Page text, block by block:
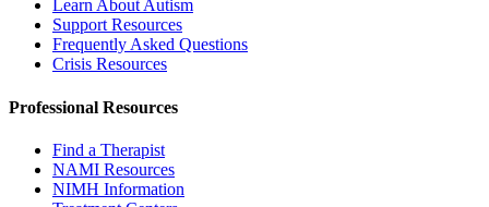
Learn About Autism
Support Resources
Frequently Asked Questions
Crisis Resources
Professional Resources
Find a Therapist
NAMI Resources
NIMH Information